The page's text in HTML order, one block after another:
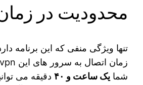
محدودیت در
تنها ویژگی منفی که این برنامه
شمایک ساعت و ۴۰
دقیقه می‌